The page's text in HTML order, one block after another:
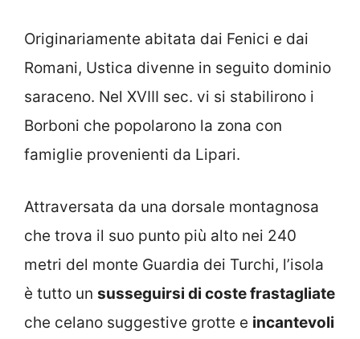
Originariamente abitata dai Fenici e dai
Romani, Ustica divenne in seguito dominio
saraceno. Nel XVIII sec. vi si stabilirono i
Borboni che popolarono la zona con
famiglie provenienti da Lipari.
Attraversata da una dorsale montagnosa
che trova il suo punto più alto nei 240
metri del monte Guardia dei Turchi, l’isola
è tutto un susseguirsi di coste frastagliate
che celano suggestive grotte e incantevoli